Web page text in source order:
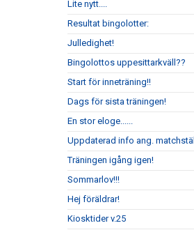
Lite nytt....
Resultat bingolotter:
Julledighet!
Bingolottos uppesittarkväll??
Start för inneträning!!
Dags för sista träningen!
En stor eloge......
Uppdaterad info ang. matchställ
Träningen igång igen!
Sommarlov!!!
Hej föräldrar!
Kiosktider v.25